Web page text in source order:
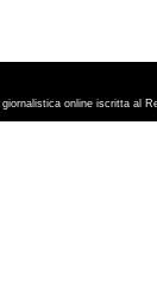
online iscritta al